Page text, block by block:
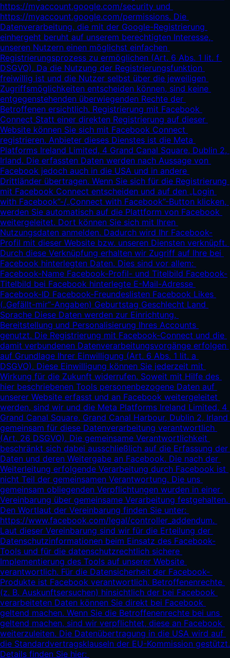
https://myaccount.google.com/security
https://myaccount.google.com/permissions. Die
Datenverarbeitung, die mit der Google-Registrierung
einhergeht beruht auf unserem berechtigten Interesse,
unseren Nutzern einen möglichst einfachen
Registrierungsprozess zu ermöglichen (Art. 6 Abs. 1 lit. f
DSGVO). Da die Nutzung der Registrierungsfunktion
freiwillig ist und die Nutzer selbst über die jeweiligen
Zugriffsmöglichkeiten entscheiden können, sind keine
entgegenstehenden überwiegenden Rechte der
Betroffenen ersichtlich. Registrierung mit Facebook
Connect Statt einer direkten Registrierung auf dieser
Website können Sie sich mit Facebook Connect
registrieren. Anbieter dieses Dienstes ist die Meta
Platforms Ireland Limited, 4 Grand Canal Square, Dublin 2,
Irland. Die erfassten Daten werden nach Aussage von
Facebook jedoch auch in die USA und in andere
Drittländer übertragen. Wenn Sie sich für die Registrierung
mit Facebook Connect entscheiden und auf den „Login
with Facebook”-/„Connect with Facebook”-Button klicken,
werden Sie automatisch auf die Plattform von Facebook
weitergeleitet. Dort können Sie sich mit Ihren
Nutzungsdaten anmelden. Dadurch wird Ihr Facebook-
Profil mit dieser Website bzw. unseren Diensten verknüpft.
Durch diese Verknüpfung erhalten wir Zugriff auf Ihre bei
Facebook hinterlegten Daten. Dies sind vor allem:
Facebook-Name Facebook-Profil- und Titelbild Facebook-
Titelbild bei Facebook hinterlegte E-Mail-Adresse
Facebook-ID Facebook-Freundeslisten Facebook Likes
(„Gefällt-mir“-Angaben) Geburtstag Geschlecht Land
Sprache Diese Daten werden zur Einrichtung,
Bereitstellung und Personalisierung Ihres Accounts
genutzt. Die Registrierung mit Facebook-Connect und die
damit verbundenen Datenverarbeitungsvorgänge erfolgen
auf Grundlage Ihrer Einwilligung (Art. 6 Abs. 1 lit. a
DSGVO). Diese Einwilligung können Sie jederzeit mit
Wirkung für die Zukunft widerrufen. Soweit mit Hilfe des
hier beschriebenen Tools personenbezogene Daten auf
unserer Website erfasst und an Facebook weitergeleitet
werden, sind wir und die Meta Platforms Ireland Limited, 4
Grand Canal Square, Grand Canal Harbour, Dublin 2, Irland
gemeinsam für diese Datenverarbeitung verantwortlich
(Art. 26 DSGVO). Die gemeinsame Verantwortlichkeit
beschränkt sich dabei ausschließlich auf die Erfassung der
Daten und deren Weitergabe an Facebook. Die nach der
Weiterleitung erfolgende Verarbeitung durch Facebook ist
nicht Teil der gemeinsamen Verantwortung. Die uns
gemeinsam obliegenden Verpflichtungen wurden in einer
Vereinbarung über gemeinsame Verarbeitung festgehalten.
https://www.facebook.com/legal/controller_addendum.
Laut dieser Vereinbarung sind wir für die Erteilung der
Datenschutzinformationen beim Einsatz des Facebook-
Tools und für die datenschutzrechtlich sichere
Implementierung des Tools auf unserer Website
verantwortlich. Für die Datensicherheit der Facebook-
Produkte ist Facebook verantwortlich. Betroffenenrechte
(z. B. Auskunftsersuchen) hinsichtlich der bei Facebook
verarbeiteten Daten können Sie direkt bei Facebook
geltend machen. Wenn Sie die Betroffenenrechte bei uns
geltend machen, sind wir verpflichtet, diese an Facebook
weiterzuleiten. Die Datenübertragung in die USA wird auf
die Standardvertragsklauseln der EU-Kommission gestützt.